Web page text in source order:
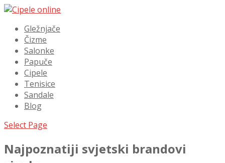
Gležnjače
Čizme
Salonke
Papuče
Cipele
Tenisice
Sandale
Blog
Select Page
Najpoznatiji svjetski brandovi